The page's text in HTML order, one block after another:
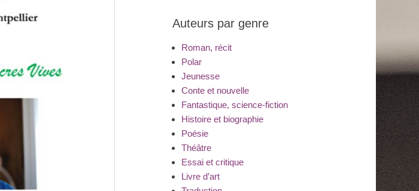
Auteurs par genre
Roman, récit
Polar
Jeunesse
Conte et nouvelle
Fantastique, science-fiction
Histoire et biographie
Poésie
Théâtre
Essai et critique
Livre d’art